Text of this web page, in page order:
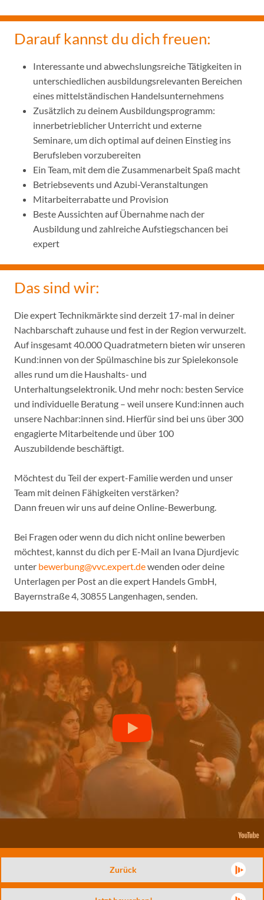
Darauf kannst du dich freuen:
Interessante und abwechslungsreiche Tätigkeiten in
unterschiedlichen ausbildungsrelevanten Bereichen
eines mittelständischen Handelsunternehmens
Zusätzlich zu deinem Ausbildungsprogramm:
innerbetrieblicher Unterricht und externe
Seminare, um dich optimal auf deinen Einstieg ins
Berufsleben vorzubereiten
Ein Team, mit dem die Zusammenarbeit Spaß macht
Betriebsevents und Azubi-Veranstaltungen
Mitarbeiterrabatte und Provision
Beste Aussichten auf Übernahme nach der
Ausbildung und zahlreiche Aufstiegschancen bei
expert
Das sind wir:
Die expert Technikmärkte sind derzeit 17-mal in deiner
Nachbarschaft zuhause und fest in der Region verwurzelt.
Auf insgesamt 40.000 Quadratmetern bieten wir unseren
Kund:innen von der Spülmaschine bis zur Spielekonsole
alles rund um die Haushalts- und
Unterhaltungselektronik. Und mehr noch: besten Service
und individuelle Beratung – weil unsere Kund:innen auch
unsere Nachbar:innen sind. Hierfür sind bei uns über 300
engagierte Mitarbeitende und über 100
Auszubildende beschäftigt.
Möchtest du Teil der expert-Familie werden und unser
Team mit deinen Fähigkeiten verstärken?
Dann freuen wir uns auf deine Online-Bewerbung.
Bei Fragen oder wenn du dich nicht online bewerben
möchtest, kannst du dich per E-Mail an Ivana Djurdjevic
unter bewerbung@vvc.expert.dewenden oder deine
Unterlagen per Post an die expert Handels GmbH,
Bayernstraße 4, 30855 Langenhagen, senden.
Zurück